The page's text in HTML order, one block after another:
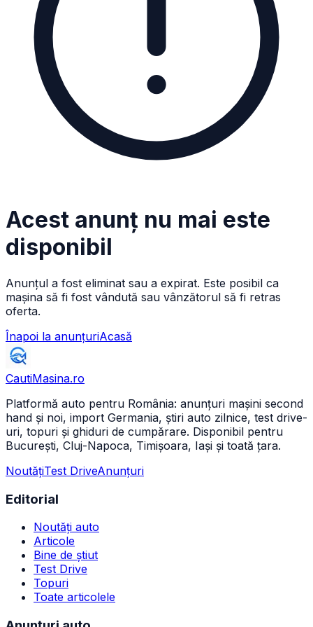
Acest anunț nu mai este
disponibil
Anunțul a fost eliminat sau a expirat. Este posibil ca
mașina să fi fost vândută sau vânzătorul să fi retras
oferta.
Înapoi la anunțuriAcasă
CautiMasina.ro
Platformă auto pentru România: anunțuri mașini second
hand și noi, import Germania, știri auto zilnice, test drive-
uri, topuri și ghiduri de cumpărare. Disponibil pentru
București, Cluj-Napoca, Timișoara, Iași și toată țara.
NoutățiTest DriveAnunțuri
Editorial
Noutăți auto
Articole
Bine de știut
Test Drive
Topuri
Toate articolele